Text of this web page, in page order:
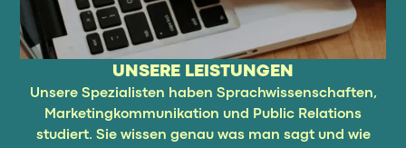
UNSERE LEISTUNGEN
Unsere Spezialisten haben Sprachwissenschaften,
Marketingkommunikation und Public Relations
studiert. Sie wissen genau was man sagt und wie